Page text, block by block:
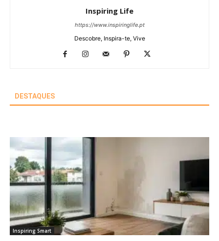
Inspiring Life
https://www.inspiringlife.pt
Descobre, Inspira-te, Vive
DESTAQUES
Inspiring Smart